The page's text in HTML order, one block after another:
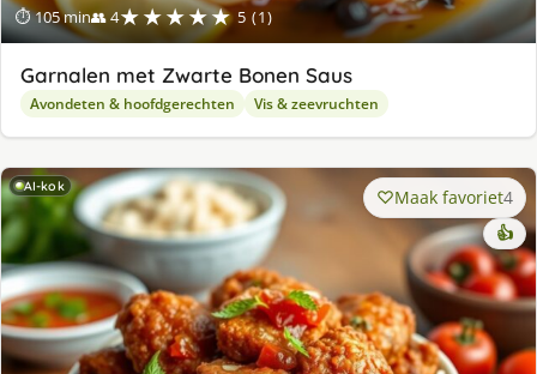
⏱ 105 min👥 4★★★★★ 5 (1)
Garnalen met Zwarte Bonen Saus
Avondeten & hoofdgerechten Vis & zeevruchten
AI-kok Maak favoriet4
👍